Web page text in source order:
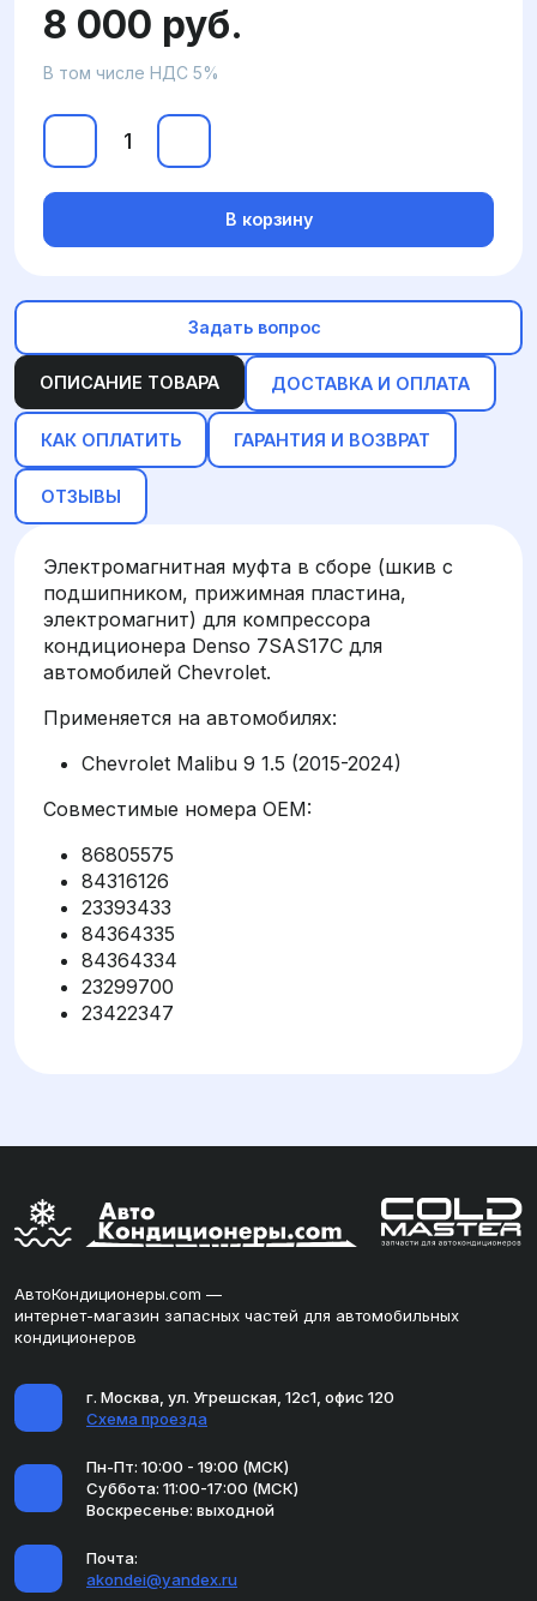
ОПИСАНИЕ ТОВАРА ДОСТАВКА И ОПЛАТА
КАК ОПЛАТИТЬ ГАРАНТИЯ И ВОЗВРАТ
ОТЗЫВЫ
Электромагнитная муфта в сборе (шкив с
подшипником, прижимная пластина,
электромагнит) для компрессора
кондиционера Denso 7SAS17C для
автомобилей Chevrolet.
Применяется на автомобилях:
Chevrolet Malibu 9 1.5 (2015-2024)
Совместимые номера OEM:
86805575
84316126
23393433
84364335
84364334
23299700
23422347
8 000 руб.
В том числе НДС 5%
В корзину
Задать вопрос
АвтоКондиционеры.com —
интернет-магазин запасных частей для автомобильных
кондиционеров
г. Москва, ул. Угрешская, 12с1, офис 120
Схема проезда
Пн-Пт: 10:00 - 19:00 (МСК)
Суббота: 11:00-17:00 (МСК)
Воскресенье: выходной
Почта:
akondei@yandex.ru